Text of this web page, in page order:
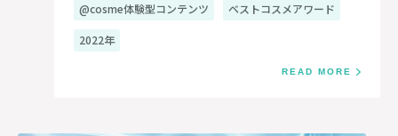
@cosme体験型コンテンツ ベストコスメアワード
2022年
READ MORE